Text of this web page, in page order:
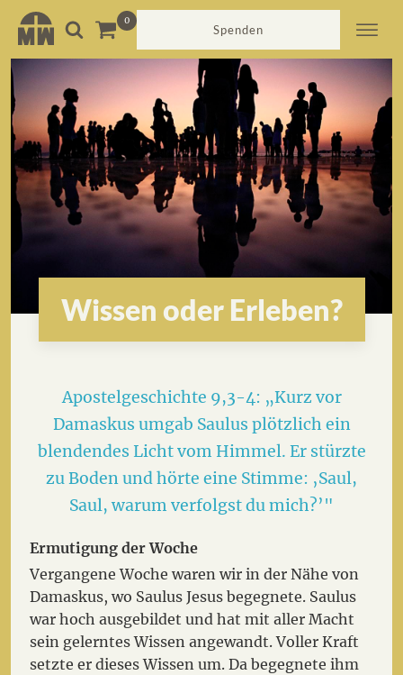
Spenden
Wissen oder Erleben?
Apostelgeschichte 9,3-4: „Kurz vor
Damaskus umgab Saulus plötzlich ein
blendendes Licht vom Himmel. Er stürzte
zu Boden und hörte eine Stimme: ‚Saul,
Saul, warum verfolgst du mich?’"
Ermutigung der Woche
Vergangene Woche waren wir in der Nähe von
Damaskus, wo Saulus Jesus begegnete. Saulus
war hoch ausgebildet und hat mit aller Macht
sein gelerntes Wissen angewandt. Voller Kraft
setzte er dieses Wissen um. Da begegnete ihm